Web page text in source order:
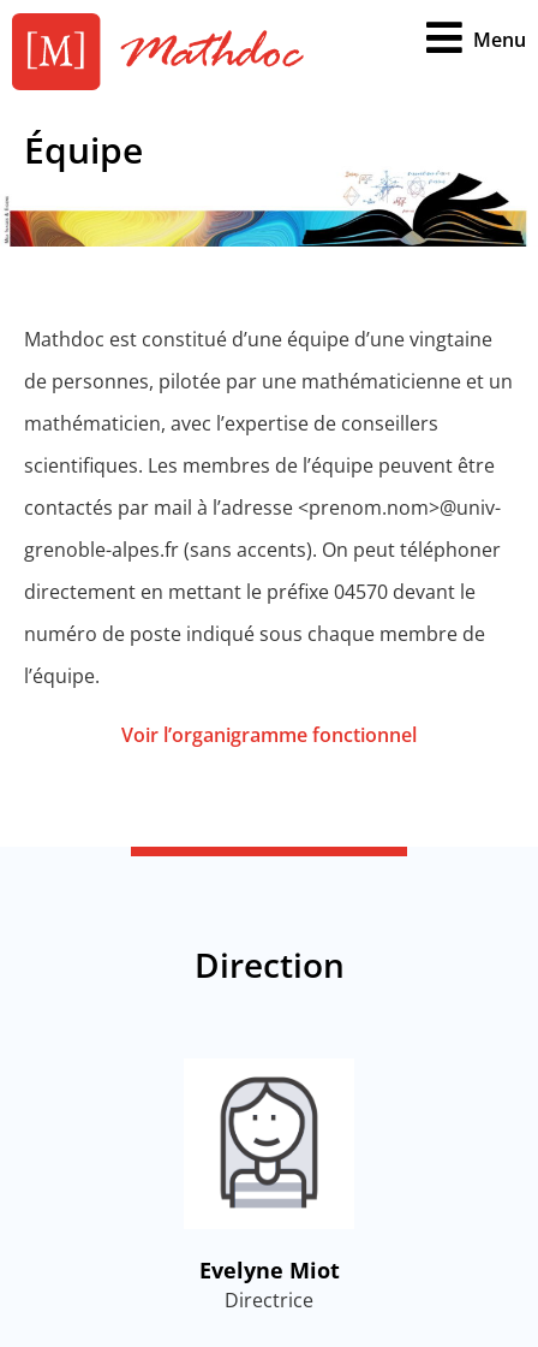
Menu
Équipe
Mathdoc est constitué d’une équipe d’une vingtaine
de personnes, pilotée par une mathématicienne et un
mathématicien, avec l’expertise de conseillers
scientifiques. Les membres de l’équipe peuvent être
contactés par mail à l’adresse <prenom.nom>@univ-
grenoble-alpes.fr (sans accents). On peut téléphoner
directement en mettant le préfixe 04570 devant le
numéro de poste indiqué sous chaque membre de
l’équipe.
Voir l’organigramme fonctionnel
Direction
Evelyne Miot
Directrice